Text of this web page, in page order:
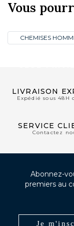
Vous
CHEMISES
LIVRAISON
Expédié sous 48H
SERVICE
Contactez
Abonnez-
premiers au
Je